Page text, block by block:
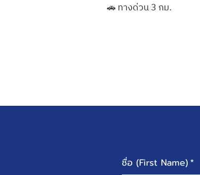
🚗 ทางด่วน 3 กม.
ชื่อ (First Name) *